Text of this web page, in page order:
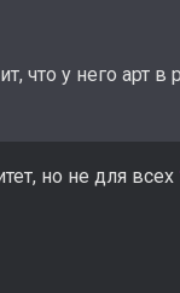
что у него арт
но не для всех